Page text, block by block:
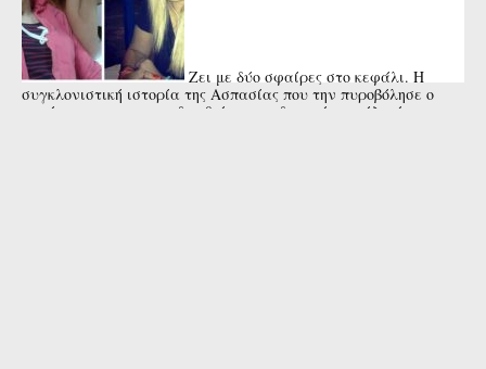
Ζει με δύο σφαίρες στο κεφάλι. Η
συγκλονιστική ιστορία της Ασπασίας που την πυροβόλησε ο
πατέρας της για να εκδικηθεί την εν διαστάσει σύζυγό του ...